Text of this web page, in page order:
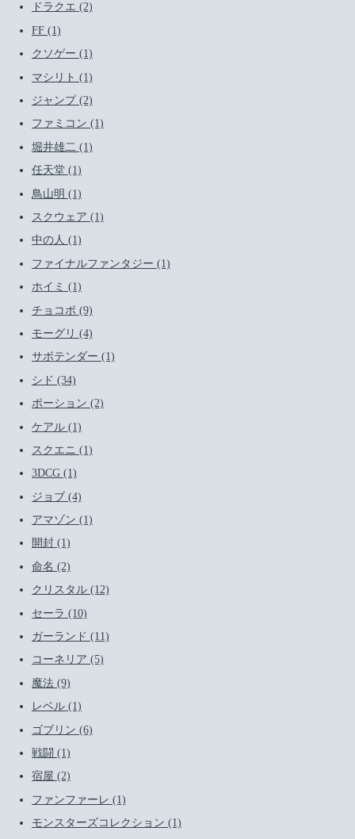
ドラクエ (2)
FF (1)
クソゲー (1)
マシリト (1)
ジャンプ (2)
ファミコン (1)
堀井雄二 (1)
任天堂 (1)
鳥山明 (1)
スクウェア (1)
中の人 (1)
ファイナルファンタジー (1)
ホイミ (1)
チョコボ (9)
モーグリ (4)
サボテンダー (1)
シド (34)
ポーション (2)
ケアル (1)
スクエニ (1)
3DCG (1)
ジョブ (4)
アマゾン (1)
開封 (1)
命名 (2)
クリスタル (12)
セーラ (10)
ガーランド (11)
コーネリア (5)
魔法 (9)
レベル (1)
ゴブリン (6)
戦闘 (1)
宿屋 (2)
ファンファーレ (1)
モンスターズコレクション (1)